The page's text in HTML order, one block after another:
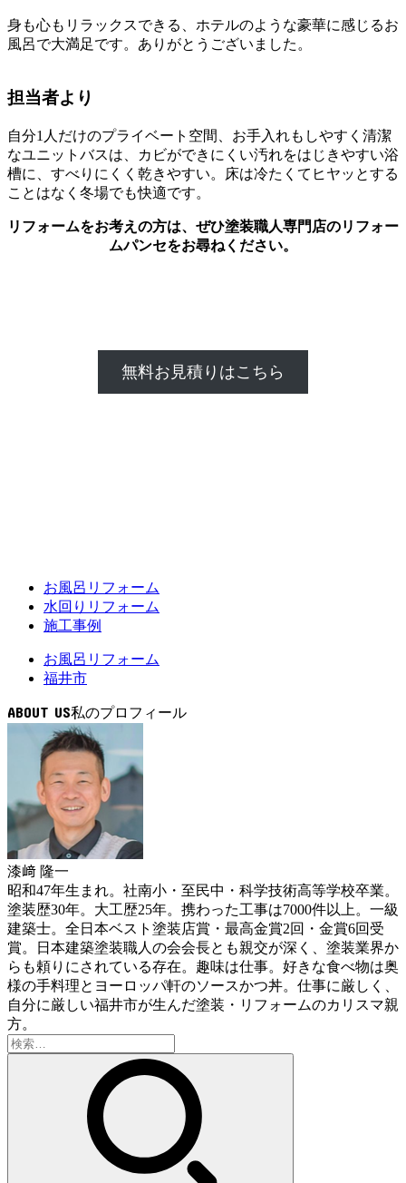
身も心もリラックスできる、ホテルのような豪華に感じるお
風呂で大満足です。ありがとうございました。
担当者より
自分1人だけのプライベート空間、お手入れもしやすく清潔
なユニットバスは、カビができにくい汚れをはじきやすい浴
槽に、すべりにくく乾きやすい。床は冷たくてヒヤッとする
ことはなく冬場でも快適です。
リフォームをお考えの方は、ぜひ塗装職人専門店のリフォー
ムパンセをお尋ねください。
無料お見積りはこちら
お風呂リフォーム
水回りリフォーム
施工事例
お風呂リフォーム
福井市
ABOUT US
漆﨑 隆一
昭和47年生まれ。社南小・至民中・科学技術高等学校卒業。
塗装歴30年。大工歴25年。携わった工事は7000件以上。一級
建築士。全日本ベスト塗装店賞・最高金賞2回・金賞6回受
賞。日本建築塗装職人の会会長とも親交が深く、塗装業界か
らも頼りにされている存在。趣味は仕事。好きな食べ物は奥
様の手料理とヨーロッパ軒のソースかつ丼。仕事に厳しく、
自分に厳しい福井市が生んだ塗装・リフォームのカリスマ親
方。
検
索: